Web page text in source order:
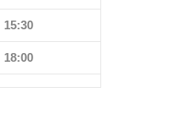
15:30
18:00